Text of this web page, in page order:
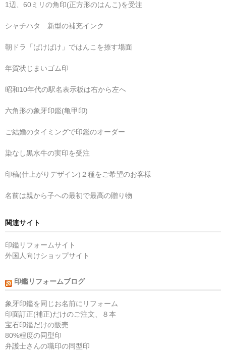
1辺、60ミリの角印(正方形のはんこ)を受注
シャチハタ 新型の補充インク
朝ドラ「ばけばけ」ではんこを捺す場面
年賀状じまいゴム印
昭和10年代の駅名表示板は右から左へ
六角形の象牙印鑑(亀甲印)
ご結婚のタイミングで印鑑のオーダー
染なし黒水牛の実印を受注
印稿(仕上がりデザイン)２種をご希望のお客様
名前は親から子への最初で最高の贈り物
関連サイト
印鑑リフォームサイト
外国人向けショップサイト
印鑑リフォームブログ
象牙印鑑を同じお名前にリフォーム
印面訂正(補正)だけのご注文、８本
宝石印鑑だけの販売
80%程度の同型印
弁護士さんの職印の同型印